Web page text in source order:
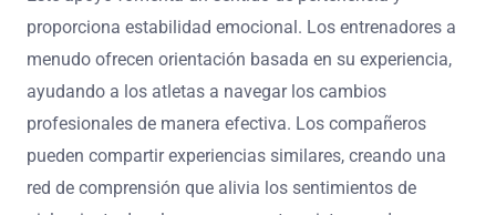
proporciona estabilidad emocional. Los entrenadores a
menudo ofrecen orientación basada en su experiencia,
ayudando a los atletas a navegar los cambios
profesionales de manera efectiva. Los compañeros
pueden compartir experiencias similares, creando una
red de comprensión que alivia los sentimientos de